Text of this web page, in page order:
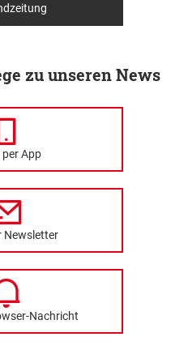
zu unseren News
per App
Newsletter
Nachricht